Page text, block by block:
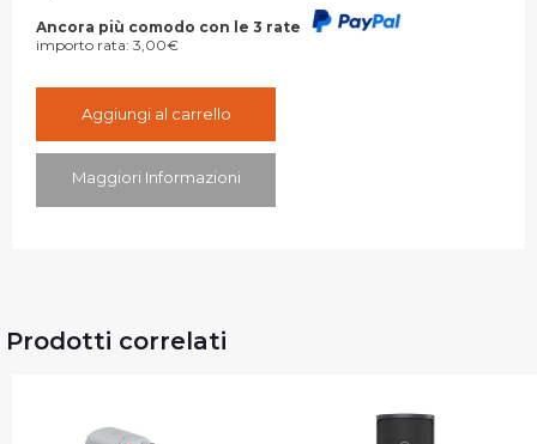
Ancora più comodo con le 3 rate
importo rata: 3,00€
Aggiungi al carrello
Maggiori Informazioni
Prodotti correlati